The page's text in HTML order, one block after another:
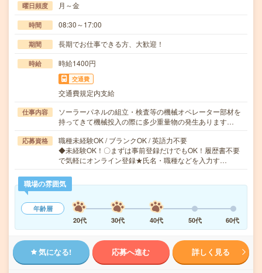
曜日頻度 月～金
時間 08:30～17:00
期間 長期でお仕事できる方、大歓迎！
時給 時給1400円
交通費
交通費規定内支給
仕事内容
ソーラーパネルの組立・検査等の機械オペレーター部材を
持ってきて機械投入の際に多少重量物の発生あります…
応募資格
職種未経験OK / ブランクOK / 英語力不要
◆未経験OK！〇まずは事前登録だけでもOK！履歴書不要
で気軽にオンライン登録★氏名・職種などを入力す…
職場の雰囲気
年齢層
20代
30代 40代 50代 60代
気になる! 応募へ進む 詳しく見る